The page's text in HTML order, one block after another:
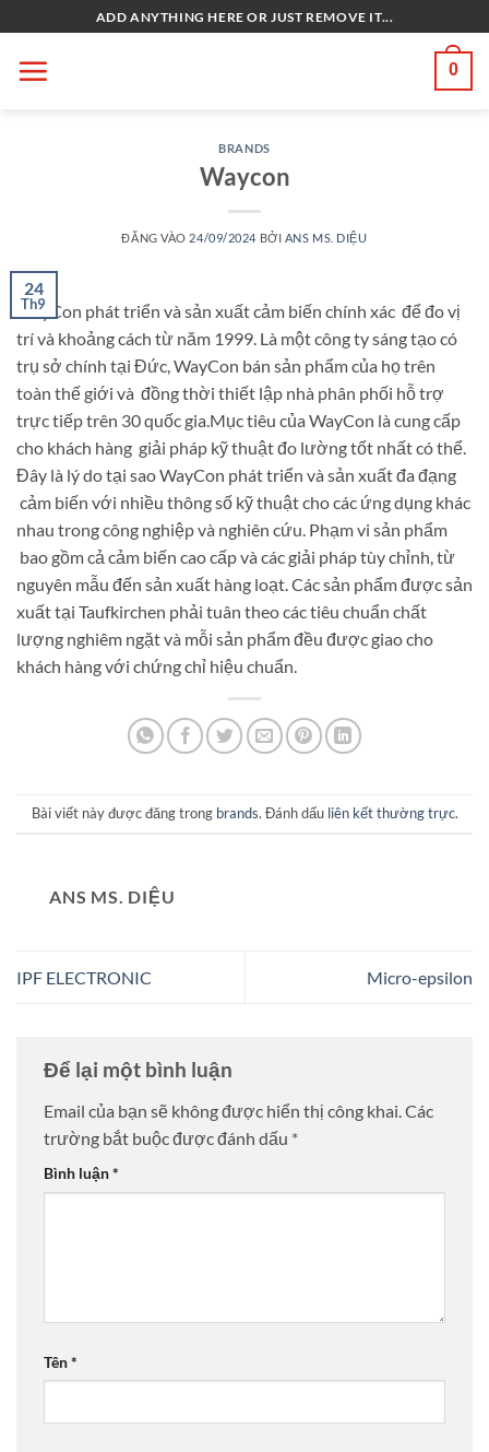
qua
nội
ADD ANYTHING HERE OR JUST REMOVE IT...
0
BRANDS
Waycon
ĐĂNG VÀO 24/09/2024 BỞI ANS MS. DIỆU
24
Th9
WayCon phát triển và sản xuất cảm biến chính xác để đo vị
trí và khoảng cách từ năm 1999. Là một công ty sáng tạo có
trụ sở chính tại Đức, WayCon bán sản phẩm của họ trên
toàn thế giới và đồng thời thiết lập nhà phân phối hỗ trợ
trực tiếp trên 30 quốc gia.Mục tiêu của WayCon là cung cấp
cho khách hàng giải pháp kỹ thuật đo lường tốt nhất có thể.
Đây là lý do tại sao WayCon phát triển và sản xuất đa đạng
cảm biến với nhiều thông số kỹ thuật cho các ứng dụng khác
nhau trong công nghiệp và nghiên cứu. Phạm vi sản phẩm
bao gồm cả cảm biến cao cấp và các giải pháp tùy chỉnh, từ
nguyên mẫu đến sản xuất hàng loạt. Các sản phẩm được sản
xuất tại Taufkirchen phải tuân theo các tiêu chuẩn chất
lượng nghiêm ngặt và mỗi sản phẩm đều được giao cho
khách hàng với chứng chỉ hiệu chuẩn.
Bài viết này được đăng trong brands. Đánh dấu liên kết thường trực.
ANS MS. DIỆU
IPF ELECTRONIC Micro-epsilon
Để lại một bình luận
Email của bạn sẽ không được hiển thị công khai. Các
trường bắt buộc được đánh dấu *
Bình luận*
Tên*